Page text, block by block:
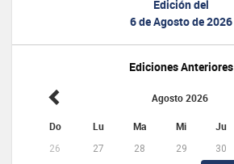
Edición del
6 de Agosto de 2026
Ediciones Anteriores
Agosto 2026
Do Lu Ma Mi Ju
26 27 28 29 30